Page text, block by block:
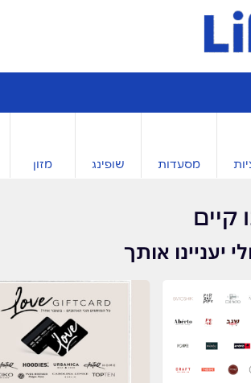
מסעדות שופינג מזון
קיים
יעניינו אותך